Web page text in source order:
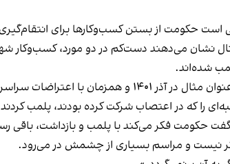
است حکومت از بستن کسب‌وکارها برای
نشان می‌دهند دست‌کم در دو مورد، کسب‌وکار
شده‌اند.
این برخورد در گذشته هم سابقه داشته و به
را که در اعتصاب شرکت کرده بودند، پلمب
حکومت فکر می‌کند با پلمب و بازداشت، باقی
نیست و مراسم بسیاری از چشمش در می‌رود.